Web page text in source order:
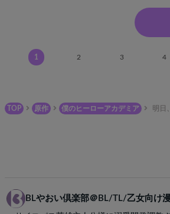
1 2 3 4
TOP 原作 僕のヒーローアカデミア 明日
BLやおい倶楽部＠BL/TL/乙女向け